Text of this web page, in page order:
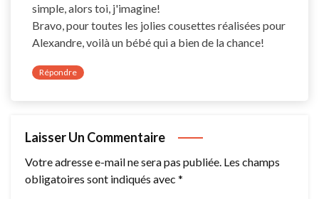
simple, alors toi, j'imagine!
Bravo, pour toutes les jolies cousettes réalisées pour
Alexandre, voilà un bébé qui a bien de la chance!
Répondre
Laisser Un Commentaire
Votre adresse e-mail ne sera pas publiée. Les champs
obligatoires sont indiqués avec *